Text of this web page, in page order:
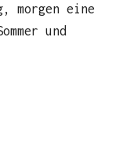
morgen eine
und